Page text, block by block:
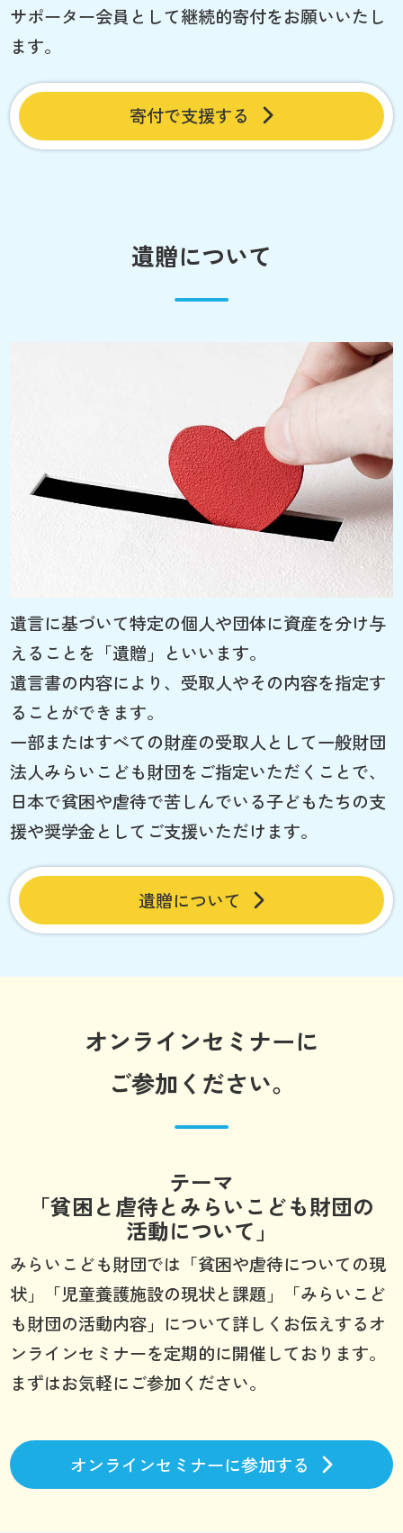
サポーター会員として継続的寄付をお願いいたし
ます。
寄付で支援する
遺贈について
遺言に基づいて特定の個人や団体に資産を分け与
えることを「遺贈」といいます。
遺言書の内容により、受取人やその内容を指定す
ることができます。
一部またはすべての財産の受取人として一般財団
法人みらいこども財団をご指定いただくことで、
日本で貧困や虐待で苦しんでいる子どもたちの支
援や奨学金としてご支援いただけます。
遺贈について
オンラインセミナーに
ご参加ください。
テーマ
「貧困と虐待とみらいこども財団の
活動について」
みらいこども財団では「貧困や虐待についての現
状」「児童養護施設の現状と課題」「みらいこど
も財団の活動内容」について詳しくお伝えするオ
ンラインセミナーを定期的に開催しております。
まずはお気軽にご参加ください。
オンラインセミナーに参加する